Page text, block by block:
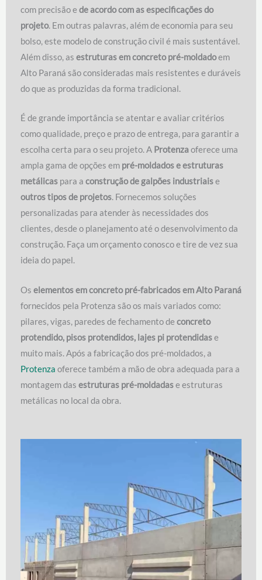
com precisão e de acordo com as especificações do
projeto. Em outras palavras, além de economia para seu
bolso, este modelo de construção civil é mais sustentável.
Além disso, as estruturas em concreto pré-moldadoem
Alto Paraná são consideradas mais resistentes e duráveis
do que as produzidas da forma tradicional.
É de grande importância se atentar e avaliar critérios
como qualidade, preço e prazo de entrega, para garantir a
escolha certa para o seu projeto. A Protenzaoferece uma
ampla gama de opções em pré-moldados e estruturas
metálicas para a construção de galpões industriaise
outros tipos de projetos. Fornecemos soluções
personalizadas para atender às necessidades dos
clientes, desde o planejamento até o desenvolvimento da
construção. Faça um orçamento conosco e tire de vez sua
ideia do papel.
Os elementos em concreto pré-fabricados em Alto Paraná
fornecidos pela Protenza são os mais variados como:
pilares, vigas, paredes de fechamento de concreto
protendido, pisos protendidos, lajes pi protendidase
muito mais. Após a fabricação dos pré-moldados, a
Protenza oferece também a mão de obra adequada para a
montagem das estruturas pré-moldadase estruturas
metálicas no local da obra.